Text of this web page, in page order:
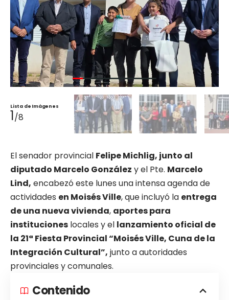
Lista de Imágenes
1/8
El senador provincial Felipe Michlig, junto al
diputado Marcelo González y el Pte. Marcelo
Lind, encabezó este lunes una intensa agenda de
actividades en Moisés Ville, que incluyó la entrega
de una nueva vivienda, aportes para
instituciones locales y el lanzamiento oficial de
la 21ª Fiesta Provincial “Moisés Ville, Cuna de la
Integración Cultural”, junto a autoridades
provinciales y comunales.
Contenido